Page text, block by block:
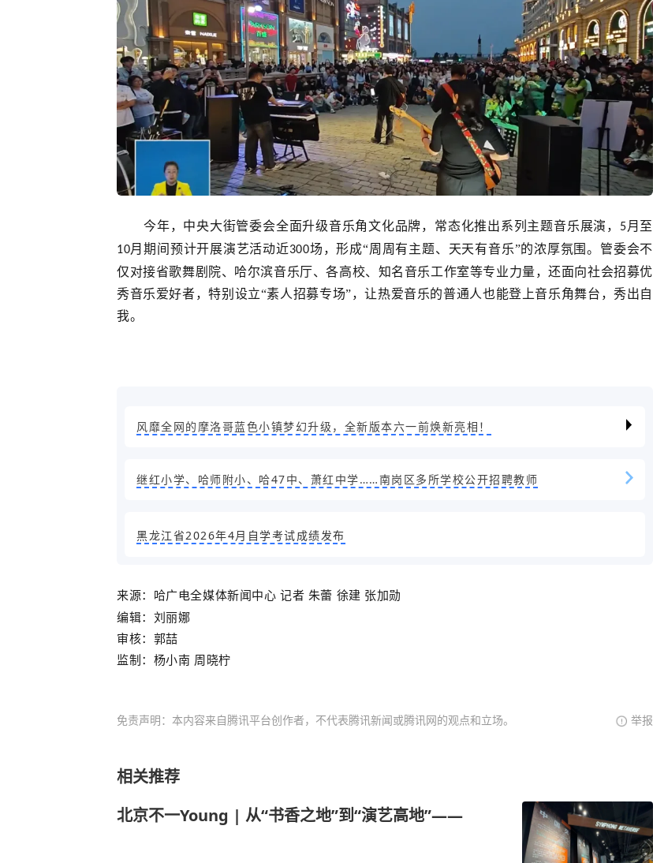
今年，中央大街管委会全面升级音乐角文化品牌，常态化推出系列主题音乐展演， 5月至
10月期间预计开展演艺活动近300场，形成“周周有主题、天天有音乐”的浓厚氛围。管委会不
仅对接省歌舞剧院、哈尔滨音乐厅、各高校、知名音乐工作室等专业力量，还面向社会招募优
秀音乐爱好者，特别设立“素人招募专场”，让热爱音乐的普通人也能登上音乐角舞台，秀出自
我。
风靡全网的摩洛哥蓝色小镇梦幻升级，全新版本六一前焕新亮相！
继红小学、哈师附小、哈47中、萧红中学……南岗区多所学校公开招聘教师
黑龙江省2026年4月自学考试成绩发布
来源： 哈广电全媒体新闻中心 记者 朱蕾 徐建 张加勋
编辑：刘丽娜
审核：郭喆
监制：杨小南 周晓柠
免责声明：本内容来自腾讯平台创作者，不代表腾讯新闻或腾讯网的观点和立场。 举报
相关推荐
北京不一Young | 从“书香之地”到“演艺高地”——